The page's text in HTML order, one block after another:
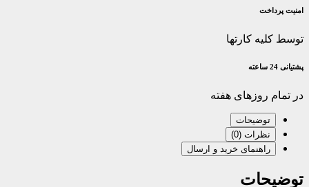
امنیت پرداخت
توسط کلیه کارتها
پشتیانی 24 ساعته
در تمام روزهای هفته
توضیحات
نظرات (0)
راهنمای خرید و ارسال
توضیحات